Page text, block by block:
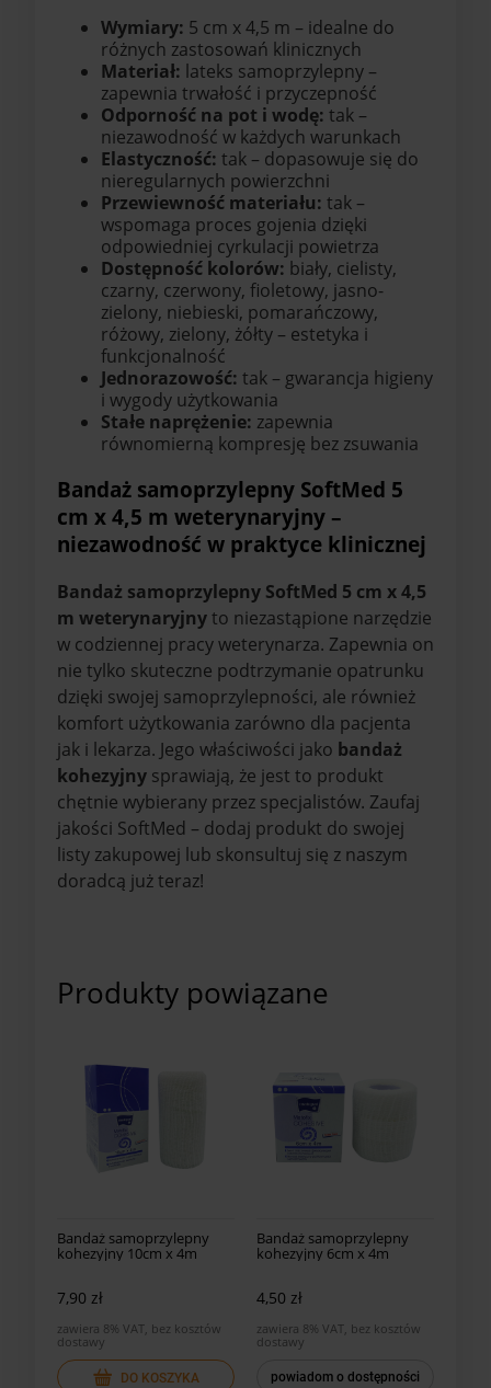
Wymiary: 5 cm x 4,5 m – idealne do
różnych zastosowań klinicznych
Materiał: lateks samoprzylepny –
zapewnia trwałość i przyczepność
Odporność na pot i wodę: tak –
niezawodność w każdych warunkach
Elastyczność: tak – dopasowuje się do
nieregularnych powierzchni
Przewiewność materiału: tak –
wspomaga proces gojenia dzięki
odpowiedniej cyrkulacji powietrza
Dostępność kolorów: biały, cielisty,
czarny, czerwony, fioletowy, jasno-
zielony, niebieski, pomarańczowy,
różowy, zielony, żółty – estetyka i
funkcjonalność
Jednorazowość: tak – gwarancja higieny
i wygody użytkowania
Stałe naprężenie: zapewnia
równomierną kompresję bez zsuwania
Bandaż samoprzylepny SoftMed 5
cm x 4,5 m weterynaryjny –
niezawodność w praktyce klinicznej
Bandaż samoprzylepny SoftMed 5 cm x 4,5
m weterynaryjnyto niezastąpione narzędzie
w codziennej pracy weterynarza. Zapewnia on
nie tylko skuteczne podtrzymanie opatrunku
dzięki swojej samoprzylepności, ale również
komfort użytkowania zarówno dla pacjenta
jak i lekarza. Jego właściwości jako bandaż
kohezyjny sprawiają, że jest to produkt
chętnie wybierany przez specjalistów. Zaufaj
jakości SoftMed – dodaj produkt do swojej
listy zakupowej lub skonsultuj się z naszym
doradcą już teraz!
Produkty powiązane
Bandaż samoprzylepny
kohezyjny 10cm x 4m
7,90 zł
zawiera 8% VAT, bez kosztów
dostawy
DO KOSZYKA
Bandaż samoprzylepny
kohezyjny 6cm x 4m
4,50 zł
zawiera 8% VAT, bez kosztów
dostawy
powiadom o dostępności